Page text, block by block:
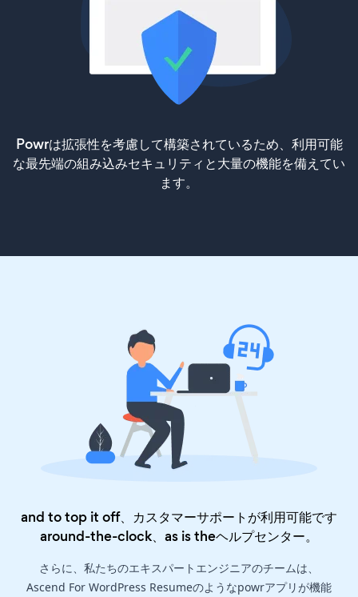
Powrは拡張性を考慮して構築されているため、利用可能
な最先端の組み込みセキュリティと大量の機能を備えてい
ます。
and to top it off、カスタマーサポートが利用可能です
around-the-clock、as is theヘルプセンター。
さらに、私たちのエキスパートエンジニアのチームは、
Ascend For WordPress Resumeのようなpowrアプリが機能